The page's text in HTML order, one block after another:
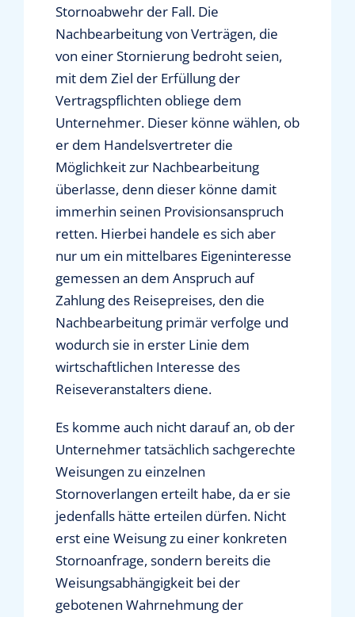
Stornoabwehr der Fall. Die
Nachbearbeitung von Verträgen, die
von einer Stornierung bedroht seien,
mit dem Ziel der Erfüllung der
Vertragspflichten obliege dem
Unternehmer. Dieser könne wählen, ob
er dem Handelsvertreter die
Möglichkeit zur Nachbearbeitung
überlasse, denn dieser könne damit
immerhin seinen Provisionsanspruch
retten. Hierbei handele es sich aber
nur um ein mittelbares Eigeninteresse
gemessen an dem Anspruch auf
Zahlung des Reisepreises, den die
Nachbearbeitung primär verfolge und
wodurch sie in erster Linie dem
wirtschaftlichen Interesse des
Reiseveranstalters diene.
Es komme auch nicht darauf an, ob der
Unternehmer tatsächlich sachgerechte
Weisungen zu einzelnen
Stornoverlangen erteilt habe, da er sie
jedenfalls hätte erteilen dürfen. Nicht
erst eine Weisung zu einer konkreten
Stornoanfrage, sondern bereits die
Weisungsabhängigkeit bei der
gebotenen Wahrnehmung der